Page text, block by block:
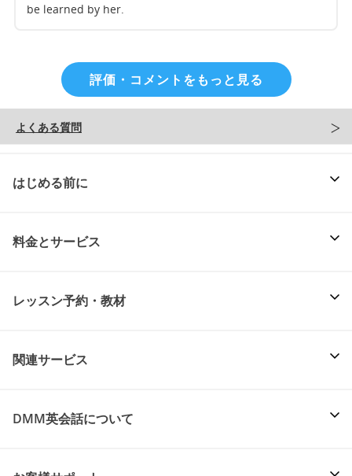
be learned by her.
評価・コメントをもっと見る
よくある質問
はじめる前に
料金とサービス
レッスン予約・教材
関連サービス
DMM英会話について